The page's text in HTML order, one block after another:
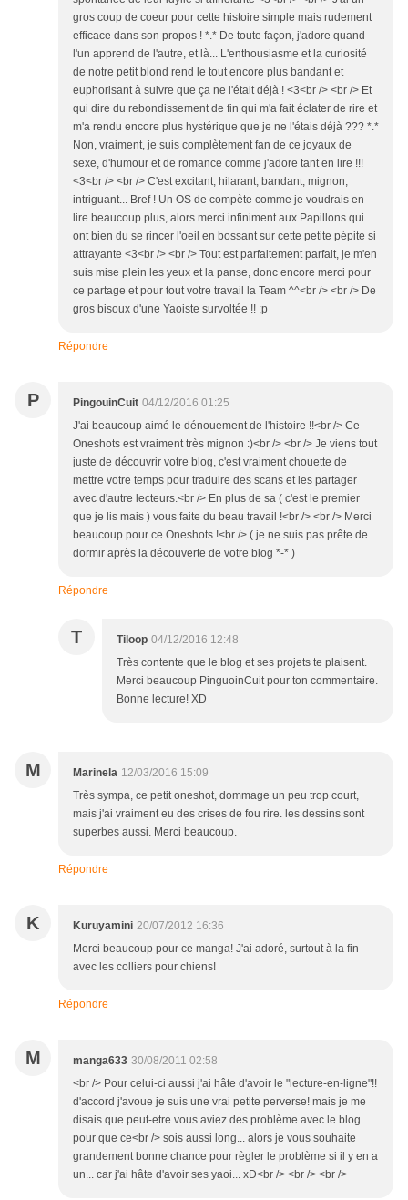
gros coup de coeur pour cette histoire simple mais rudement
efficace dans son propos ! *.* De toute façon, j'adore quand
l'un apprend de l'autre, et là... L'enthousiasme et la curiosité
de notre petit blond rend le tout encore plus bandant et
euphorisant à suivre que ça ne l'était déjà ! <3<br /> <br /> Et
qui dire du rebondissement de fin qui m'a fait éclater de rire et
m'a rendu encore plus hystérique que je ne l'étais déjà ??? *.*
Non, vraiment, je suis complètement fan de ce joyaux de
sexe, d'humour et de romance comme j'adore tant en lire !!!
<3<br /> <br /> C'est excitant, hilarant, bandant, mignon,
intriguant... Bref ! Un OS de compète comme je voudrais en
lire beaucoup plus, alors merci infiniment aux Papillons qui
ont bien du se rincer l'oeil en bossant sur cette petite pépite si
attrayante <3<br /> <br /> Tout est parfaitement parfait, je m'en
suis mise plein les yeux et la panse, donc encore merci pour
ce partage et pour tout votre travail la Team ^^<br /> <br /> De
gros bisoux d'une Yaoiste survoltée !! ;p
Répondre
P PingouinCuit 04/12/2016 01:25
J'ai beaucoup aimé le dénouement de l'histoire !!<br /> Ce
Oneshots est vraiment très mignon :)<br /> <br /> Je viens tout
juste de découvrir votre blog, c'est vraiment chouette de
mettre votre temps pour traduire des scans et les partager
avec d'autre lecteurs.<br /> En plus de sa ( c'est le premier
que je lis mais ) vous faite du beau travail !<br /> <br /> Merci
beaucoup pour ce Oneshots !<br /> ( je ne suis pas prête de
dormir après la découverte de votre blog *-* )
Répondre
T Tiloop 04/12/2016 12:48
Très contente que le blog et ses projets te plaisent.
Merci beaucoup PinguoinCuit pour ton commentaire.
Bonne lecture! XD
M Marinela 12/03/2016 15:09
Très sympa, ce petit oneshot, dommage un peu trop court,
mais j'ai vraiment eu des crises de fou rire. les dessins sont
superbes aussi. Merci beaucoup.
Répondre
K Kuruyamini 20/07/2012 16:36
Merci beaucoup pour ce manga! J'ai adoré, surtout à la fin
avec les colliers pour chiens!
Répondre
M manga633 30/08/2011 02:58
<br /> Pour celui-ci aussi j'ai hâte d'avoir le "lecture-en-ligne"!!
d'accord j'avoue je suis une vrai petite perverse! mais je me
disais que peut-etre vous aviez des problème avec le blog
pour que ce<br /> sois aussi long... alors je vous souhaite
grandement bonne chance pour règler le problème si il y en a
un... car j'ai hâte d'avoir ses yaoi... xD<br /> <br /> <br />